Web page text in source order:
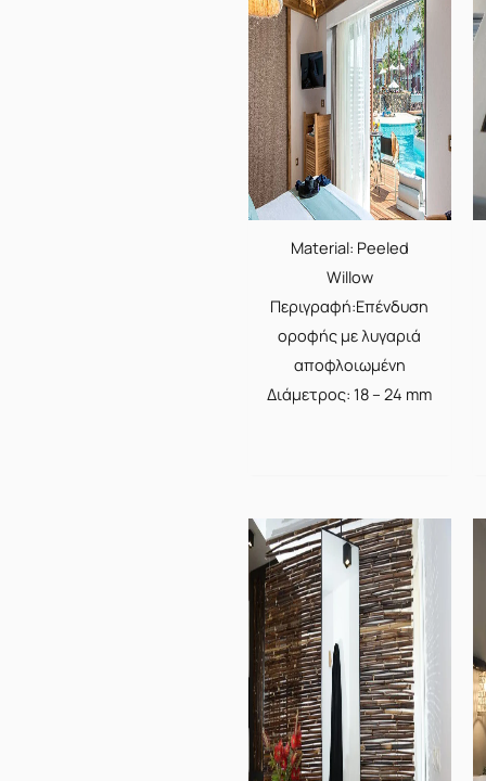
Material: Peeled
Willow
Περιγραφή:Επένδυση
οροφής με λυγαριά
αποφλοιωμένη
Διάμετρος: 18 – 24 mm